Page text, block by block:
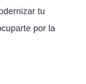
tu
por la